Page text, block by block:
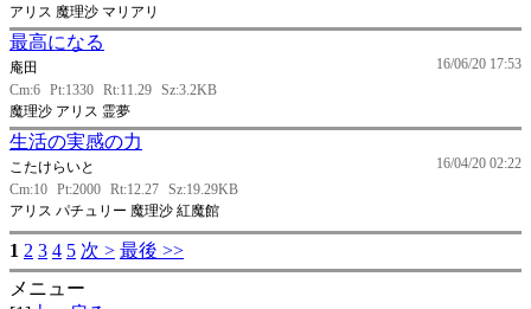
アリス 魔理沙 マリアリ
最高になる
16/06/20 17:53
庵田
Cm:6 Pt:1330 Rt:11.29 Sz:3.2KB
魔理沙 アリス 霊夢
生活の実感の力
16/04/20 02:22
こたけらいと
Cm:10 Pt:2000 Rt:12.27 Sz:19.29KB
アリス パチュリー 魔理沙 紅魔館
1 2 3 4 5 次 > 最後 >>
メニュー